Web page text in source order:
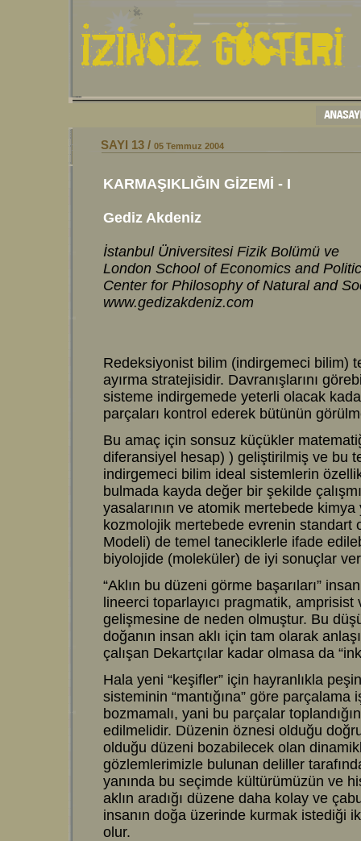
SAYI 13 / 05 Temmuz 2004
KARMAŞIKLIĞIN GİZEMİ - I
Gediz Akdeniz
İstanbul Üniversitesi Fizik Bolümü ve
London School of Economics and
Center for Philosophy of Natural and
www.gedizakdeniz.com
Redeksiyonist bilim (indirgemeci bilim)
ayırma stratejisidir. Davranışlarını
sisteme indirgemede yeterli olacak
parçaları kontrol ederek bütünün
Bu amaç için sonsuz küçükler
diferansiyel hesap) ) geliştirilmiş ve bu
indirgemeci bilim ideal sistemlerin
bulmada kayda değer bir şekilde
yasalarının ve atomik mertebede kimya
kozmolojik mertebede evrenin standart
Modeli) de temel taneciklerle ifade
biyolojide (moleküler) de iyi sonuçlar
“Aklın bu düzeni görme başarıları”
lineerci toparlayıcı pragmatik,
gelişmesine de neden olmuştur. Bu
doğanın insan aklı için tam olarak
çalışan Dekartçılar kadar olmasa da
Hala yeni “keşifler” için hayranlıkla
sisteminin “mantığına” göre parçalama
bozmamalı, yani bu parçalar
edilmelidir. Düzenin öznesi olduğu
olduğu düzeni bozabilecek olan
gözlemlerimizle bulunan deliller
yanında bu seçimde kültürümüzün ve
aklın aradığı düzene daha kolay ve
insanın doğa üzerinde kurmak istediği
olur.